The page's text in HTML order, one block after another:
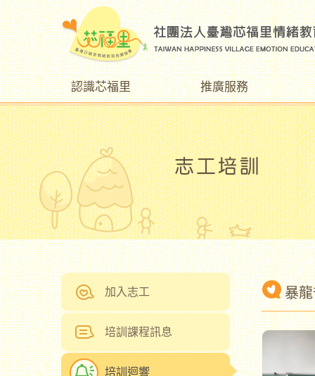
認識芯福里 推廣服務
加入志工
培訓課程訊息
培訓迴響
暴